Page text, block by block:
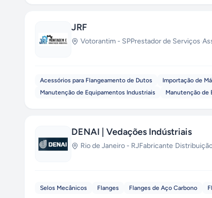
JRF
Votorantim - SPPrestador de Serviços·
Acessórios para Flangeamento de Dutos
Importação de
Manutenção de Equipamentos Industriais
Manutenção de
DENAI | Vedações Indústriais
Rio de Janeiro - RJFabricante·
Selos Mecânicos Flanges Flanges de Aço Carbono